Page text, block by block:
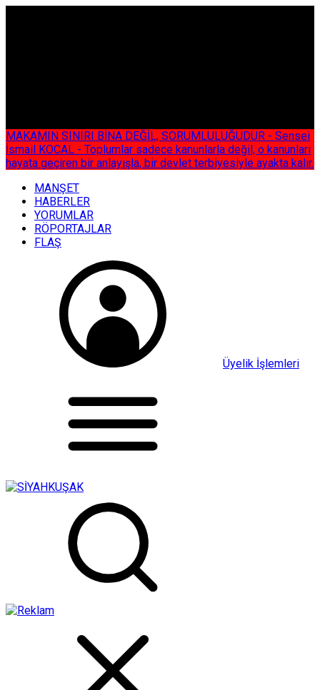
MAKAMIN SINIRI BİNA DEĞİL, SORUMLULUĞUDUR - Sensei
İsmail KOCAL - Toplumlar sadece kanunlarla değil, o kanunları
hayata geçiren bir anlayışla, bir devlet terbiyesiyle ayakta kalır.
MANŞET
HABERLER
YORUMLAR
RÖPORTAJLAR
FLAŞ
Üyelik İşlemleri